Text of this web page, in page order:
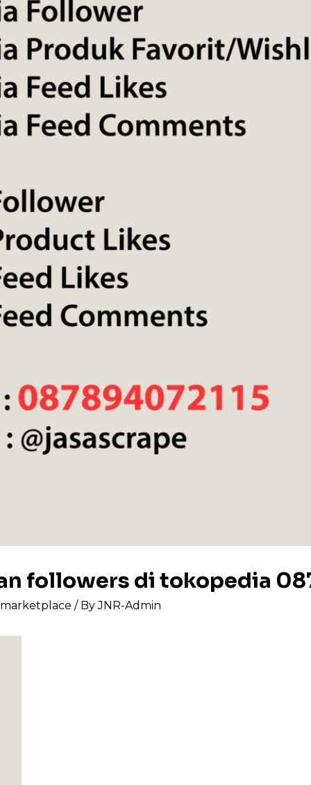
followers di tokopedia
/ ByJNR-Admin